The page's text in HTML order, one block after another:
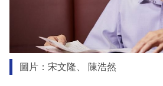
圖片：宋文隆、 陳浩然